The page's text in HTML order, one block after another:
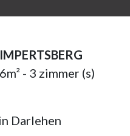
- 3 zimmer (s)
Darlehen